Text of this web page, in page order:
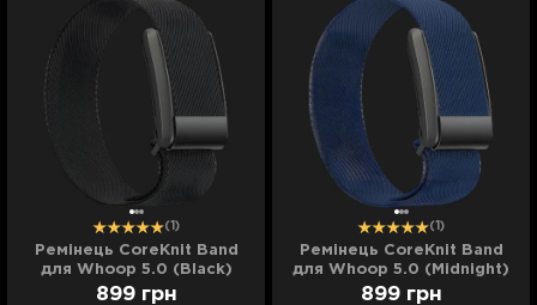
(1)
Ремінець CoreKnit Band
для Whoop 5.0 (Black)
899 грн
(1)
Ремінець CoreKnit Band
для Whoop 5.0 (Midnight)
899 грн